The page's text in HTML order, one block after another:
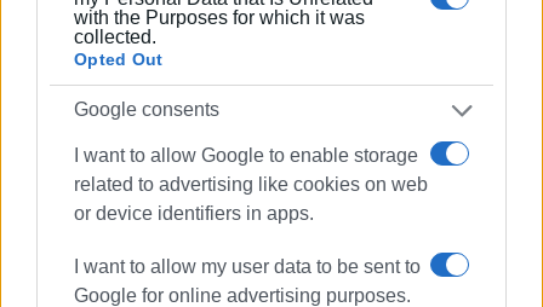
with the Purposes for which it was
collected.
Opted Out
Google consents
I want to allow Google to enable storage
related to advertising like cookies on web
or device identifiers in apps.
I want to allow my user data to be sent to
Google for online advertising purposes.
ΒΑΣΙΛΗΣ ΠΑΝΤΑΖΟΠΟΥΛΟΣ
Ο Βασίλης Πανταζόπουλος είναι απόφοιτος του
τμήματος Μεσογειακών Σπουδών του
Πανεπιστημίου Αιγαίου (Ρόδος), με ειδίκευση
στις Διεθνείς Σχέσεις. Επιπλέον, είναι κάτοχος
Μεταπτυχιακού Τίτλου από το Πανεπιστήμιο του
Readingστις Στρατηγικές Σπουδές.